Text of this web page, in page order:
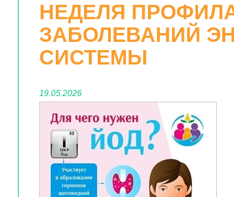
НЕДЕЛЯ
ЗАБОЛЕВАНИЙ
СИСТЕМЫ
19.05.2026